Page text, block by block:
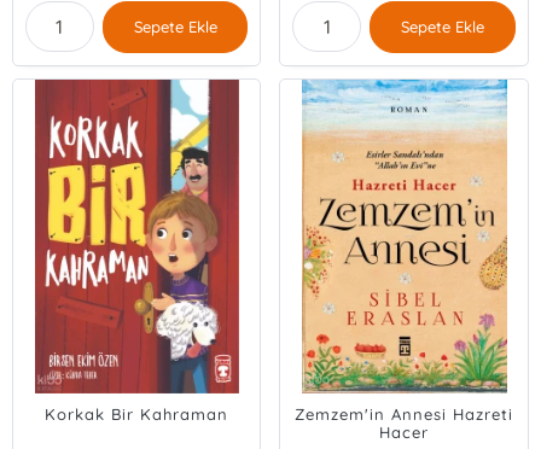
Sepete Ekle Sepete Ekle
Korkak Bir Kahraman
Zemzem'in Annesi Hazreti
Hacer